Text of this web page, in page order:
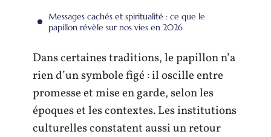
Messages cachés et spiritualité : ce que le
papillon révèle sur nos vies en 2026
Dans certaines traditions, le papillon n’a
rien d’un symbole figé : il oscille entre
promesse et mise en garde, selon les
époques et les contextes. Les institutions
culturelles constatent aussi un retour